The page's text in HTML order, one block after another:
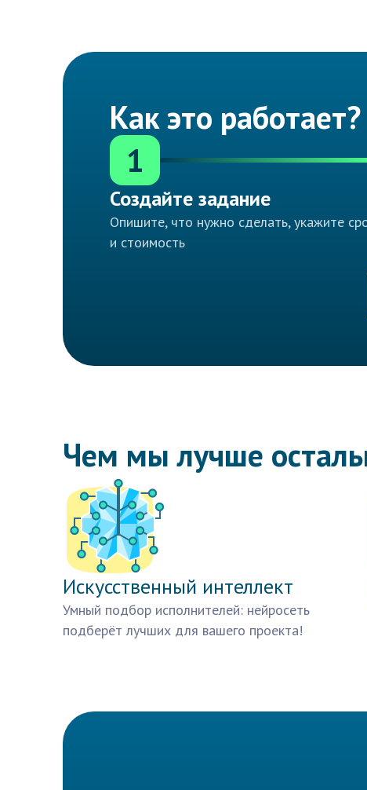
Как это работает?
1
Создайте задание
Опишите, что нужно сделать, укажите
и стоимость
Чем мы лучше
Искусственный интеллект
Умный подбор исполнителей: нейросеть
подберёт лучших для вашего проекта!